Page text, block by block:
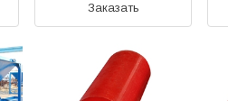
Заказать